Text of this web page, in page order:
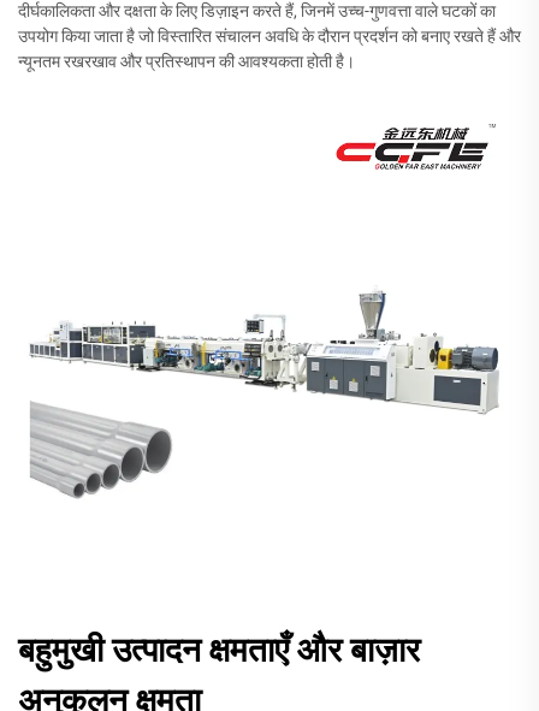
दीर्घकालिकता और दक्षता के लिए डिज़ाइन करते हैं, जिनमें उच्च-गुणवत्ता वाले घटकों का
उपयोग किया जाता है जो विस्तारित संचालन अवधि के दौरान प्रदर्शन को बनाए रखते हैं और
न्यूनतम रखरखाव और प्रतिस्थापन की आवश्यकता होती है।
बहुमुखी उत्पादन क्षमताएँ और बाज़ार
अनुकूलन क्षमता